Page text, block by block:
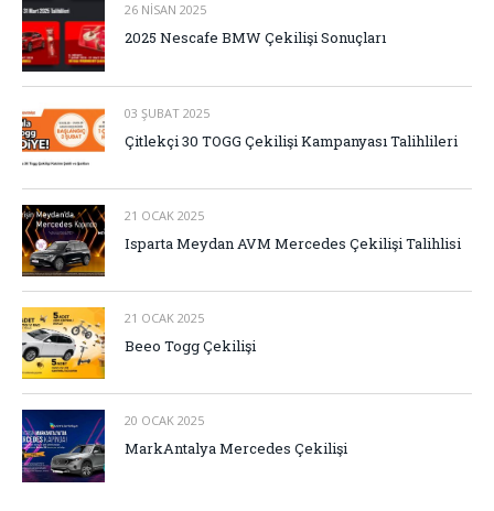
26 NISAN 2025
2025 Nescafe BMW Çekilişi Sonuçları
03 ŞUBAT 2025
Çitlekçi 30 TOGG Çekilişi Kampanyası Talihlileri
21 OCAK 2025
Isparta Meydan AVM Mercedes Çekilişi Talihlisi
21 OCAK 2025
Beeo Togg Çekilişi
20 OCAK 2025
MarkAntalya Mercedes Çekilişi